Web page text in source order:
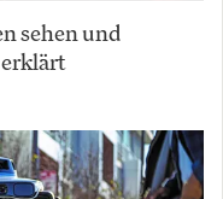
sehen und